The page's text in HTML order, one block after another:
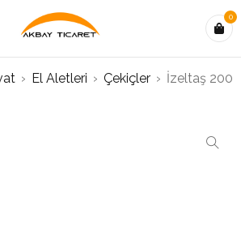
0
› El Aletleri › Çekiçler › İzeltaş 200